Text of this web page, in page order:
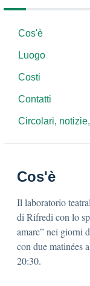
Cos'è
Luogo
Costi
Contatti
Circolari,
Cos'è
Il laboratorio
di Rifredi con lo
amare” nei giorni
con due matinées
20:30.